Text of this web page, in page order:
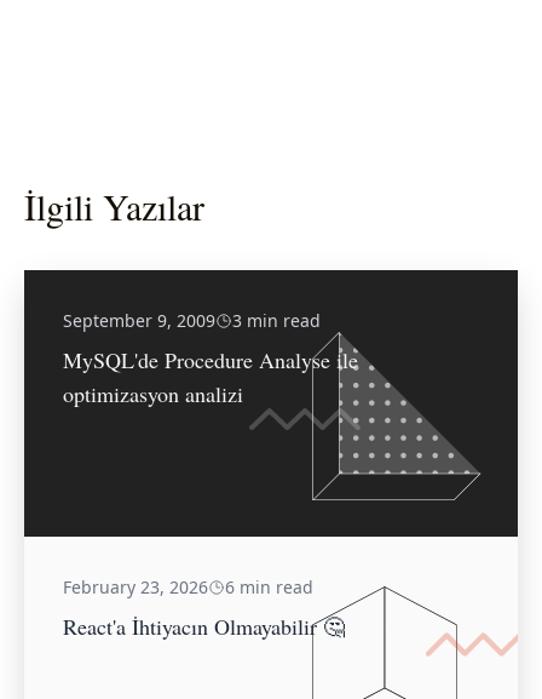
İlgili Yazılar
September 9, 2009 3 min read
MySQL'de Procedure Analyse ile
optimizasyon analizi
February 23, 2026 6 min read
React'a İhtiyacın Olmayabilir 🤔